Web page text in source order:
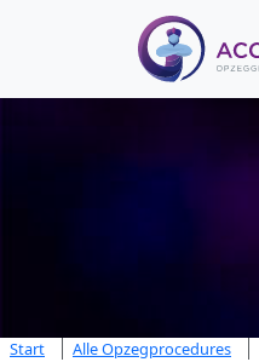
Start Alle Opzegprocedures